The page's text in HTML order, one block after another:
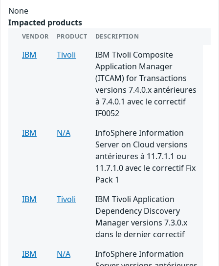
None
Impacted products
VENDOR PRODUCT DESCRIPTION
IBM Tivoli
IBM Tivoli Composite
Application Manager
(ITCAM) for Transactions
versions 7.4.0.x antérieures
à 7.4.0.1 avec le correctif
IF0052
IBM
N/A
InfoSphere Information
Server on Cloud versions
antérieures à 11.7.1.1 ou
11.7.1.0 avec le correctif Fix
Pack 1
IBM
Tivoli
IBM Tivoli Application
Dependency Discovery
Manager versions 7.3.0.x
dans le dernier correctif
IBM
N/A
InfoSphere Information